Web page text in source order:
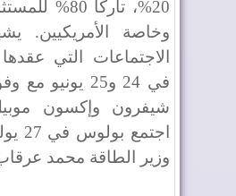
20%، تاركًا
وخاصة الأمريكيين.
الاجتماعات التي
في 24 و25
شيفرون وإكسون
وزير الطاقة محمد